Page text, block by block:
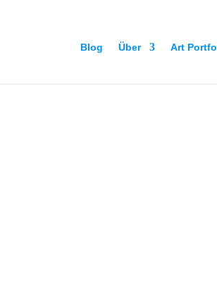
Blog Über Art